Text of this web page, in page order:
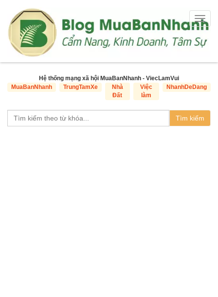
Hệ thống mạng xã hội MuaBanNhanh - ViecLamVui
MuaBanNhanh
TrungTamXe
Nhà
Đất
Việc
làm
NhanhDeDang
Tìm kiếm